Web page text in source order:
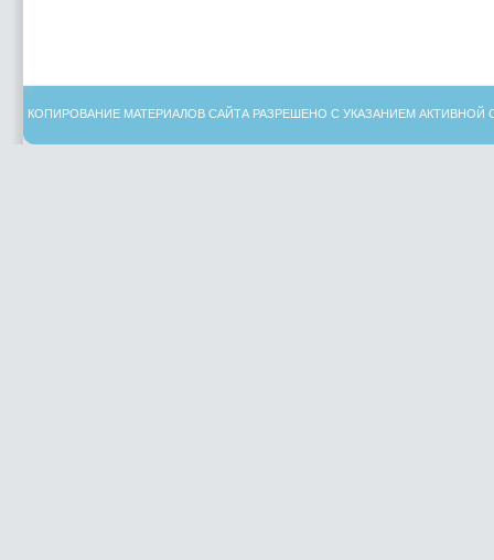
КОПИРОВАНИЕ МАТЕРИАЛОВ САЙТА РАЗРЕШЕНО С УКАЗАНИЕМ АКТИВНОЙ